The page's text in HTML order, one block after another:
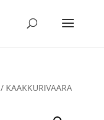
/ KAAKKURIVAARA